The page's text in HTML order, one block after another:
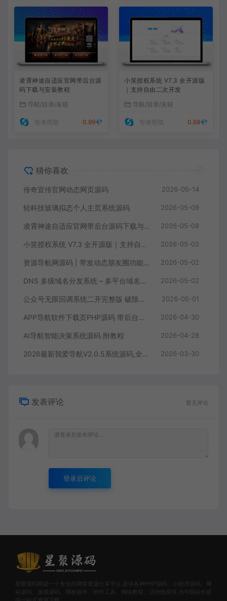
凌霄神途自适应官网带后台源
码下载与安装教程
导航/目录/友链
智者熊猫 0.99💎
小笑授权系统 V7.3 全开源版
｜支持自由二次开发
导航/目录/友链
智者熊猫 0.69💎
猜你喜欢
传奇宣传官网动态网页源码 2026-05-14
轻科技玻璃拟态个人主页系统源码 2026-05-09
凌霄神途自适应官网带后台源码下载与安装教程 2026-05-08
小笑授权系统 V7.3 全开源版｜支持自由二次开发 2026-05-02
资源导航网源码 | 带发动态朋友圈功能 多端自适应引流导航系统 2026-05-02
DNS 多级域名分发系统 – 多平台域名解析统一管理源码 2026-05-02
公众号无限回调系统二开完整版 破除域名限制 商用 PHP 源码带搭建教程 2026-05-01
APP导航软件下载页PHP源码 带后台管理 手机应用推广引流单页网站源码 2026-04-30
AI导航智能决策系统源码 附教程 2026-04-28
2026最新我爱导航V2.0.5系统源码,全新修复+美化版（自动来路IP排第一） 2026-03-30
发表评论 暂无评论
登录后评论
星聚源码网是一个专业的网络资源分享平台,提供各种PHP源码、小程序源码、网
站源码、游戏源码、模板插件、软件工具、网络教程、活动线报等,为中国站长提